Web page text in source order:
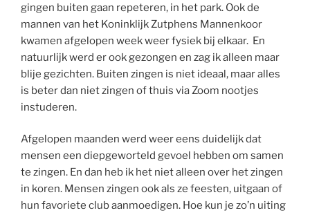
gingen buiten gaan repeteren, in het park. Ook de
mannen van het Koninklijk Zutphens Mannenkoor
kwamen afgelopen week weer fysiek bij elkaar. En
natuurlijk werd er ook gezongen en zag ik alleen maar
blije gezichten. Buiten zingen is niet ideaal, maar alles
is beter dan niet zingen of thuis via Zoom nootjes
instuderen.
Afgelopen maanden werd weer eens duidelijk dat
mensen een diepgeworteld gevoel hebben om samen
te zingen. En dan heb ik het niet alleen over het zingen
in koren. Mensen zingen ook als ze feesten, uitgaan of
hun favoriete club aanmoedigen. Hoe kun je zo’n uiting